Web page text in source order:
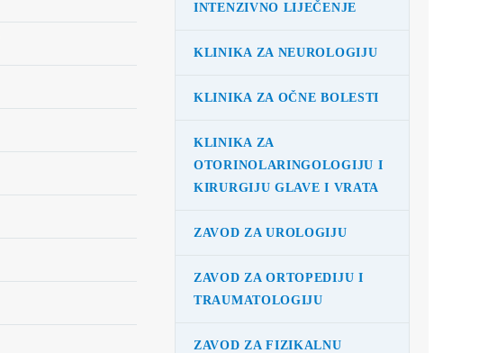
INTENZIVNO LIJEČENJE
KLINIKA ZA NEUROLOGIJU
KLINIKA ZA OČNE BOLESTI
KLINIKA ZA
OTORINOLARINGOLOGIJU I
KIRURGIJU GLAVE I VRATA
ZAVOD ZA UROLOGIJU
ZAVOD ZA ORTOPEDIJU I
TRAUMATOLOGIJU
ZAVOD ZA FIZIKALNU